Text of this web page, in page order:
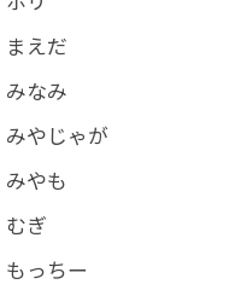
まえだ
みなみ
みやじゃが
みやも
むぎ
もっちー